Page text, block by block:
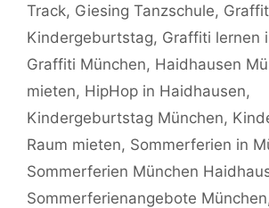
Track, Giesing Tanzschule,
Kindergeburtstag, Graffiti lernen
Graffiti München, Haidhausen
mieten, HipHop in Haidhausen,
Kindergeburtstag München,
Raum mieten, Sommerferien in
Sommerferien München
Sommerferienangebote München